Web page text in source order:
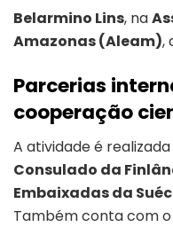
Belarmino Lins, na
Amazonas (Aleam),
Parcerias
cooperação
A atividade é
Consulado da
Embaixadas da
Também conta com